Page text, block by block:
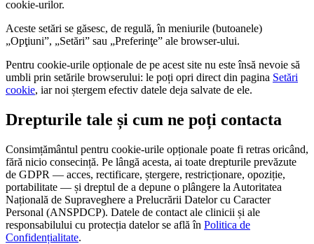
cookie-urilor.
Aceste setări se găsesc, de regulă, în meniurile (butoanele)
„Opţiuni”, „Setări” sau „Preferinţe” ale browser-ului.
Pentru cookie-urile opționale de pe acest site nu este însă nevoie să
umbli prin setările browserului: le poți opri direct din pagina Setări
cookie, iar noi ștergem efectiv datele deja salvate de ele.
Drepturile tale și cum ne poți contacta
Consimțământul pentru cookie-urile opționale poate fi retras oricând,
fără nicio consecință. Pe lângă acesta, ai toate drepturile prevăzute
de GDPR — acces, rectificare, ștergere, restricționare, opoziție,
portabilitate — și dreptul de a depune o plângere la Autoritatea
Națională de Supraveghere a Prelucrării Datelor cu Caracter
Personal (ANSPDCP). Datele de contact ale clinicii și ale
responsabilului cu protecția datelor se află în Politica de
Confidențialitate.